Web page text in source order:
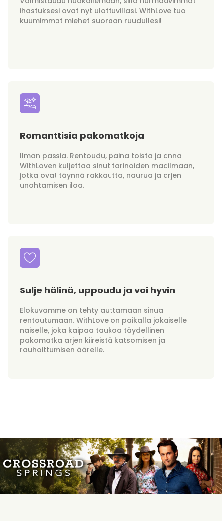
ihastuksesi ovat nyt ulottuvillasi. WithLove tuo
kuumimmat miehet suoraan ruudullesi!
Romanttisia pakomatkoja
Ilman passia. Rentoudu, paina toista ja anna
WithLoven kuljettaa sinut tarinoiden maailmaan,
jotka ovat täynnä rakkautta, naurua ja arjen
unohtamisen iloa.
Sulje hälinä, uppoudu ja voi hyvin
Elokuvamme on tehty auttamaan sinua
rentoutumaan. WithLove on paikalla jokaiselle
naiselle, joka kaipaa taukoa täydellinen
pakomatka arjen kiireistä katsomisen ja
rauhoittumisen äärelle.